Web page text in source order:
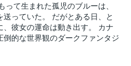
って生まれた孤児のブルーは、
っていた。 だがとある日、と
、彼女の運命は動き出す。 カナ
倒的な世界観のダークファンタジ